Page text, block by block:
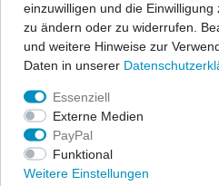
Technische Daten
Zur optischen Reduzierung der
preiswerte, aber dennoch
und Fahrspaß.
einzuwilligen und die
zu ändern oder zu widerrufen.
und weitere Hinweise zur
Daten in unserer
Essenziell
Externe Medien
PayPal
Funktional
Weitere Einstellungen